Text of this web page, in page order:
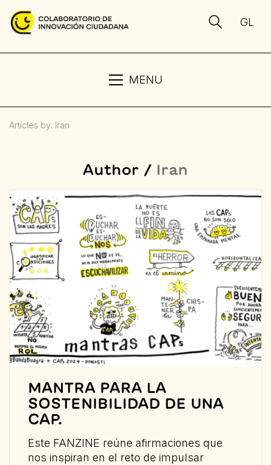
GL
MENU
Articles by: Iran
Author / Iran
MANTRA PARA LA
SOSTENIBILIDAD DE UNA
CAP.
Este FANZINE reúne afirmaciones que
nos inspiran en el reto de impulsar